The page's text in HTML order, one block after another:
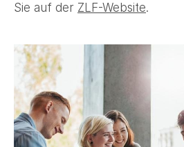
Sie auf der ZLF-Website.